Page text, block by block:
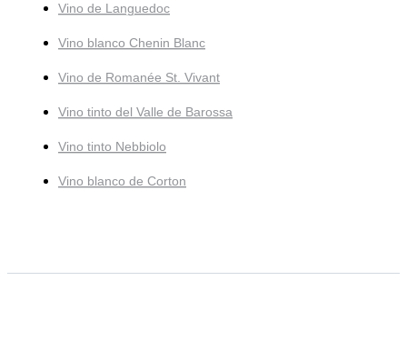
Vino de Languedoc
Vino blanco Chenin Blanc
Vino de Romanée St. Vivant
Vino tinto del Valle de Barossa
Vino tinto Nebbiolo
Vino blanco de Corton